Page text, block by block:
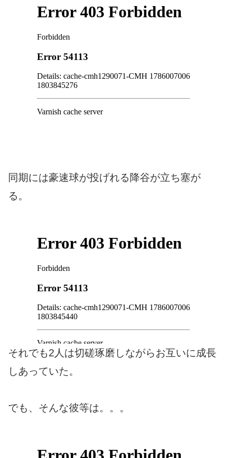
同期には豪速球が投げれる降谷が立ち塞が
る。
それでも2人は切磋琢磨しながらお互いに成長
しあっていた。
でも、そんな彼等は。。。